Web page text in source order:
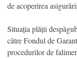
de acoperirea
Situația plății
către Fondul de
procedurilor de